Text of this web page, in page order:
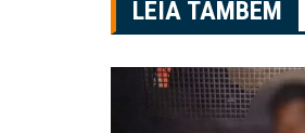
LEIA TAMBÉM